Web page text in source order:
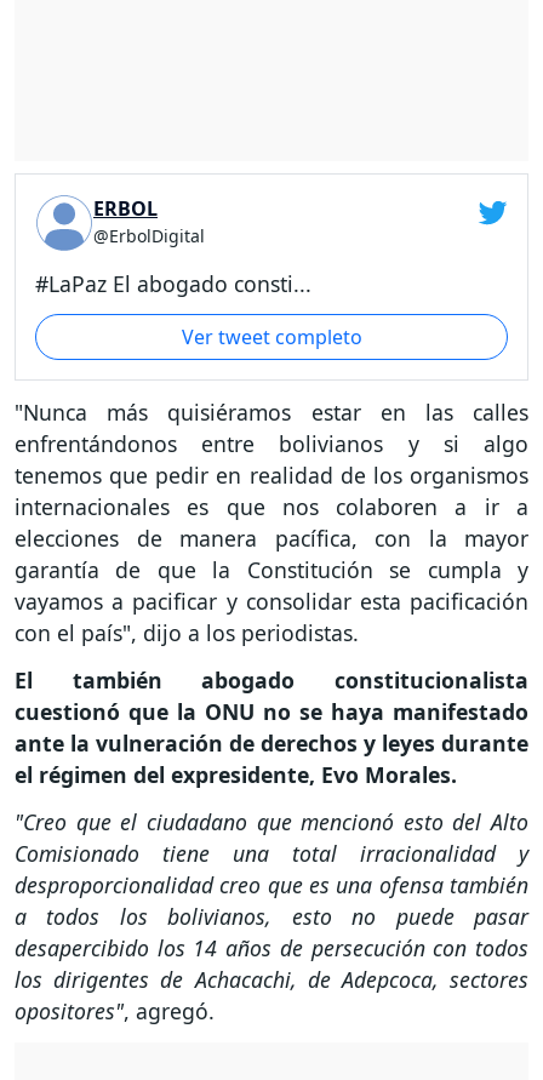
ERBOL
@ErbolDigital
#LaPaz El abogado consti...
Ver tweet completo
"Nunca más quisiéramos estar en las calles
enfrentándonos entre bolivianos y si algo
tenemos que pedir en realidad de los organismos
internacionales es que nos colaboren a ir a
elecciones de manera pacífica, con la mayor
garantía de que la Constitución se cumpla y
vayamos a pacificar y consolidar esta pacificación
con el país", dijo a los periodistas.
El también abogado constitucionalista
cuestionó que la ONU no se haya manifestado
ante la vulneración de derechos y leyes durante
el régimen del expresidente, Evo Morales.
"Creo que el ciudadano que mencionó esto del Alto
Comisionado tiene una total irracionalidad y
desproporcionalidad creo que es una ofensa también
a todos los bolivianos, esto no puede pasar
desapercibido los 14 años de persecución con todos
los dirigentes de Achacachi, de Adepcoca, sectores
opositores", agregó.